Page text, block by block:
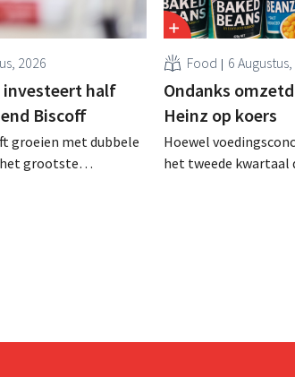
2026
investeert half
Biscoff
groeien met dubbele
grootste
Food 6
Ondanks
Heinz op koers
Hoewel
het tweede kwartaal